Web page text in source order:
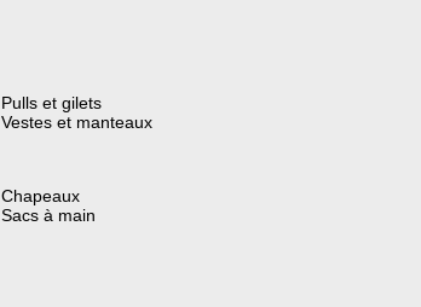
Pulls et gilets
Vestes et manteaux
Chapeaux
Sacs à main